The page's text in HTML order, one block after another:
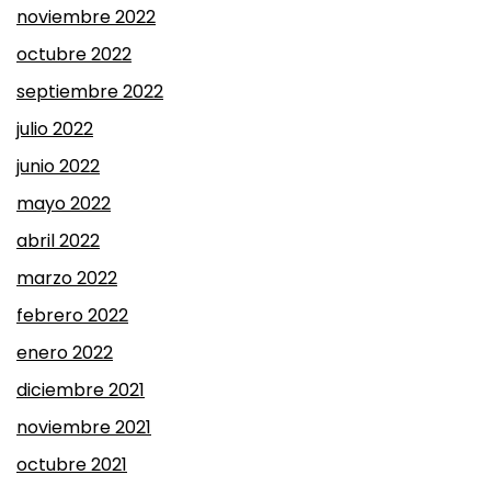
noviembre 2022
octubre 2022
septiembre 2022
julio 2022
junio 2022
mayo 2022
abril 2022
marzo 2022
febrero 2022
enero 2022
diciembre 2021
noviembre 2021
octubre 2021